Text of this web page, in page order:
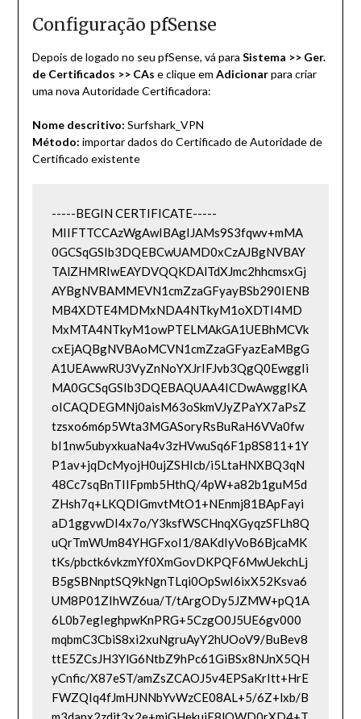
Configuração pfSense
Depois de logado no seu pfSense, vá para Sistema >> Ger.
de Certificados >> CAs e clique em Adicionarpara criar
uma nova Autoridade Certificadora:
Nome descritivo: Surfshark_VPN
Método: importar dados do Certificado de Autoridade de
Certificado existente
-----BEGIN CERTIFICATE-----
MIIFTTCCAzWgAwIBAgIJAMs9S3fqwv+mMA
0GCSqGSIb3DQEBCwUAMD0xCzAJBgNVBAY
TAlZHMRIwEAYDVQQKDAlTdXJmc2hhcmsxGj
AYBgNVBAMMEVN1cmZzaGFyayBSb290IENB
MB4XDTE4MDMxNDA4NTkyM1oXDTI4MD
MxMTA4NTkyM1owPTELMAkGA1UEBhMCVk
cxEjAQBgNVBAoMCVN1cmZzaGFyazEaMBgG
A1UEAwwRU3VyZnNoYXJrIFJvb3QgQ0EwggIi
MA0GCSqGSIb3DQEBAQUAA4ICDwAwggIKA
oICAQDEGMNj0aisM63oSkmVJyZPaYX7aPsZ
tzsxo6m6p5Wta3MGASoryRsBuRaH6VVa0fw
bI1nw5ubyxkuaNa4v3zHVwuSq6F1p8S811+1Y
P1av+jqDcMyojH0ujZSHIcb/i5LtaHNXBQ3qN
48Cc7sqBnTIIFpmb5HthQ/4pW+a82b1guM5d
ZHsh7q+LKQDIGmvtMtO1+NEnmj81BApFayi
aD1ggvwDI4x7o/Y3ksfWSCHnqXGyqzSFLh8Q
uQrTmWUm84YHGFxoI1/8AKdIyVoB6BjcaMK
tKs/pbctk6vkzmYf0XmGovDKPQF6MwUekchLj
B5gSBNnptSQ9kNgnTLqi0OpSwI6ixX52Ksva6
UM8P01ZIhWZ6ua/T/tArgODy5JZMW+pQ1A
6L0b7egIeghpwKnPRG+5CzgO0J5UE6gv000
mqbmC3CbiS8xi2xuNgruAyY2hUOoV9/BuBev8
ttE5ZCsJH3YlG6NtbZ9hPc61GiBSx8NJnX5QH
yCnfic/X87eST/amZsZCAOJ5v4EPSaKrItt+HrE
FWZQIq4fJmHJNNbYvWzCE08AL+5/6Z+lxb/B